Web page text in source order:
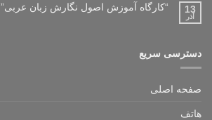
13
آذر
“کارگاه آموزش اصول نگارش زبان عربی”
دسترسی سریع
صفحه اصلی
هاتف